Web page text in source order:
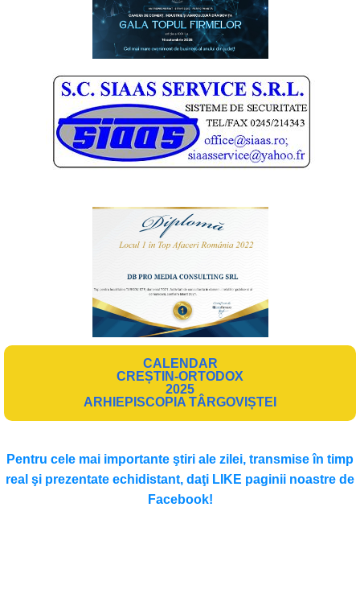
CALENDAR
CREȘTIN-ORTODOX
2025
ARHIEPISCOPIA TÂRGOVIȘTEI
Pentru cele mai importante ştiri ale zilei, transmise în timp
real şi prezentate echidistant, daţi LIKE paginii noastre de
Facebook!